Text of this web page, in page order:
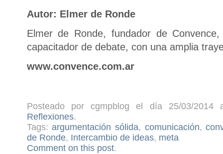
Autor: Elmer de Ronde
Elmer de Ronde, fundador de
capacitador de debate, con una amplia
www.convence.com.ar
Posteado por cgmpblog el día 25/03/
Reflexiones.
Tags:argumentación sólida, comunicación,
de Ronde, Intercambio de ideas, meta
Comment on this post.